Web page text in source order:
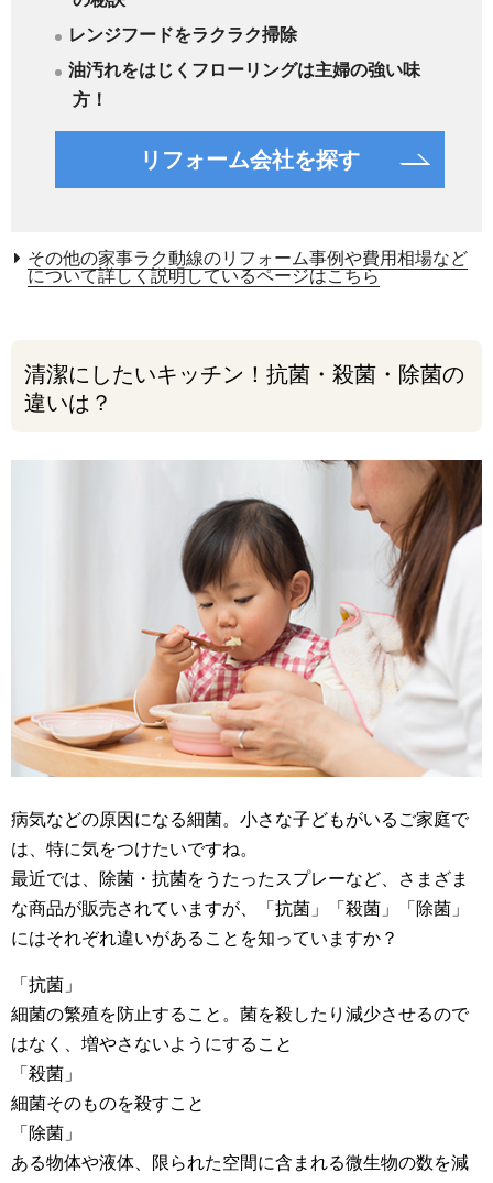
レンジフードをラクラク掃除
油汚れをはじくフローリングは主婦の強い味
方！
リフォーム会社を探す
その他の家事ラク動線のリフォーム事例や費用相場など
について詳しく説明しているページはこちら
清潔にしたいキッチン！抗菌・殺菌・除菌の
違いは？
病気などの原因になる細菌。小さな子どもがいるご家庭で
は、特に気をつけたいですね。
最近では、除菌・抗菌をうたったスプレーなど、さまざま
な商品が販売されていますが、「抗菌」「殺菌」「除菌」
にはそれぞれ違いがあることを知っていますか？
「抗菌」
細菌の繁殖を防止すること。菌を殺したり減少させるので
はなく、増やさないようにすること
「殺菌」
細菌そのものを殺すこと
「除菌」
ある物体や液体、限られた空間に含まれる微生物の数を減